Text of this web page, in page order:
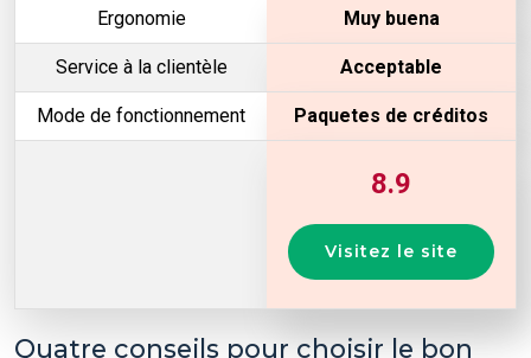
Ergonomie Muy buena
Service à la clientèle Acceptable
Mode de fonctionnement Paquetes de créditos
8.9
Visitez le site
Quatre conseils pour choisir le bon